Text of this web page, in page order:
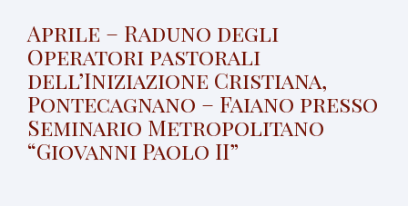
Aprile – Raduno degli
Operatori pastorali
dell’Iniziazione Cristiana,
Pontecagnano – Faiano presso
Seminario Metropolitano
“Giovanni Paolo II”